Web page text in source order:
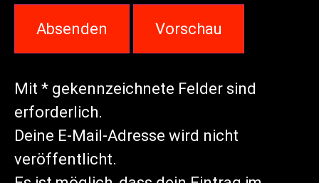
Mit * gekennzeichnete Felder sind
erforderlich.
Deine E-Mail-Adresse wird nicht
veröffentlicht.